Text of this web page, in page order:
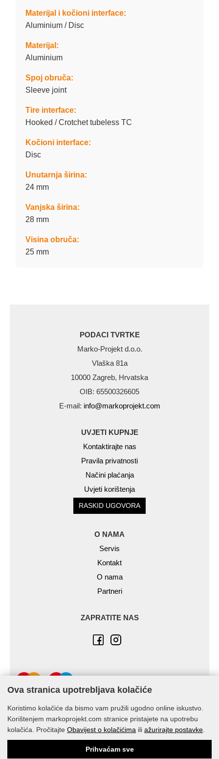
Materijal i kočioni interface:
Aluminium / Disc
Materijal:
Aluminium
Spoj obruča:
Sleeve joint
Tire interface:
Hooked / Crotchet tubeless TC
Kočioni interface:
Disc
Unutarnja širina:
24 mm
Vanjska širina:
28 mm
Visina obruča:
25 mm
PODACI TVRTKE
Marko-Projekt d.o.o.
Vlaška 81a
10000 Zagreb, Hrvatska
OIB: 65500326605
E-mail: info@markoprojekt.com
UVJETI KUPNJE
Kontaktirajte nas
Pravila privatnosti
Načini plaćanja
Uvjeti korištenja
RASKID UGOVORA
O NAMA
Servis
Kontakt
O nama
Partneri
ZAPRATITE NAS
© Marko-Projekt 2026
Ova stranica upotrebljava kolačiće
Koristimo kolačiće da bismo vam pružili ugodno online iskustvo.
Korištenjem markoprojekt.com stranice pristajete na upotrebu
kolačića. Pročitajte Obavijest o kolačićima ili ažurirajte postavke
Prihvaćam sve